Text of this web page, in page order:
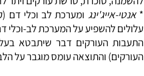
ובמקביל להרס של תאים בריאים.
ומערכת מטבולית: בנקודה
או תנגודת לאינסולין
והלבלב מפריש כמויות מוגברות